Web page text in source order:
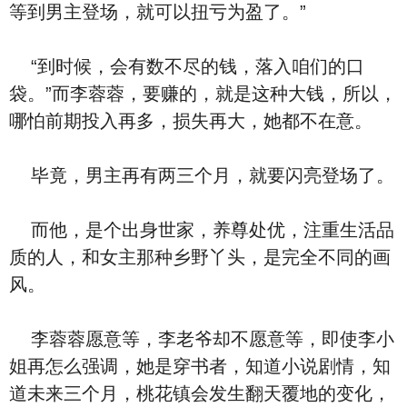
等到男主登场，就可以扭亏为盈了。”
“到时候，会有数不尽的钱，落入咱们的口
袋。”而李蓉蓉，要赚的，就是这种大钱，所以，
哪怕前期投入再多，损失再大，她都不在意。
毕竟，男主再有两三个月，就要闪亮登场了。
而他，是个出身世家，养尊处优，注重生活品
质的人，和女主那种乡野丫头，是完全不同的画
风。
李蓉蓉愿意等，李老爷却不愿意等，即使李小
姐再怎么强调，她是穿书者，知道小说剧情，知
道未来三个月，桃花镇会发生翻天覆地的变化，